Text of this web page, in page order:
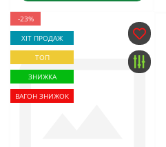
-23%
ХІТ ПРОДАЖ
ТОП
ЗНИЖКА
ВАГОН ЗНИЖОК